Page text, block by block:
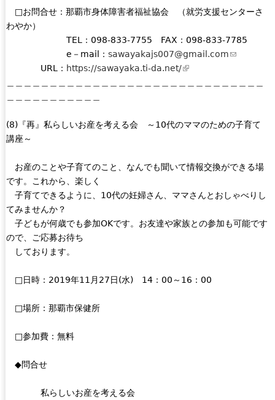
□お問合せ：那覇市身体障害者福祉協会 （就労支援センターさ
わやか）
TEL：098-833-7755 FAX：098-833-7785
e－mail： sawayakajs007@gmail.com(
s
d
e
m
URL： https://sawayaka.ti-da.net/(
k
e
t
r
)
(8)『再』私らしいお産を考える会 ～10代のママのための子育て
講座～
お産のことや子育てのこと、なんでも聞いて情報交換ができる場
です。これから、楽しく
子育てできるように、10代の妊婦さん、ママさんとおしゃべりし
てみませんか？
子どもが何歳でも参加OKです。お友達や家族との参加も可能です
ので、ご応募お待ち
しております。
□日時：2019年11月27日(水) 14：00～16：00
□場所：那覇市保健所
□参加費：無料
◆問合せ
私らしいお産を考える会